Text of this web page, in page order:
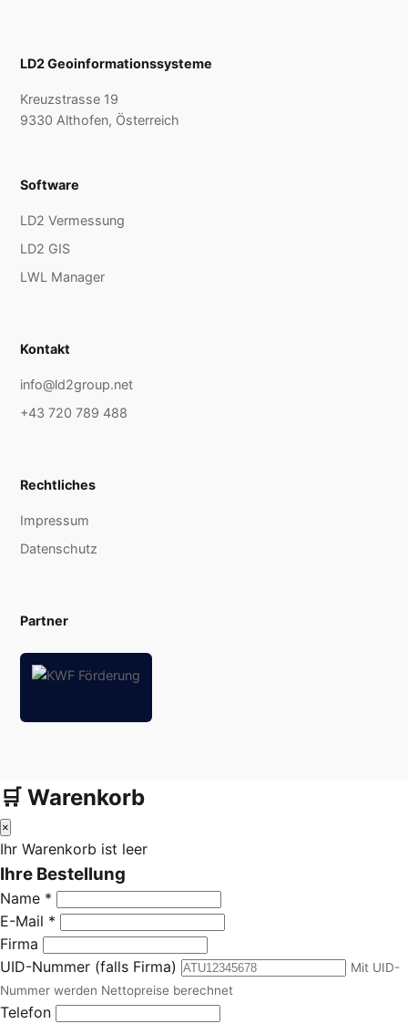
LD2 Geoinformationssysteme
Kreuzstrasse 19
9330 Althofen, Österreich
Software
LD2 Vermessung
LD2 GIS
LWL Manager
Kontakt
info@ld2group.net
+43 720 789 488
Rechtliches
Impressum
Datenschutz
Partner
🛒 Warenkorb
×
Ihr Warenkorb ist leer
Ihre Bestellung
Name *
E-Mail *
Firma
UID-Nummer (falls Firma)
Mit UID-
Nummer werden Nettopreise berechnet
Telefon